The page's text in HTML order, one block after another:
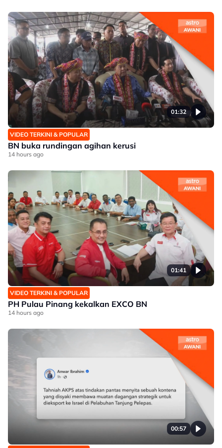
01:32
VIDEO TERKINI & POPULAR
BN buka rundingan agihan kerusi
14 hours ago
01:41
VIDEO TERKINI & POPULAR
PH Pulau Pinang kekalkan EXCO BN
14 hours ago
00:57